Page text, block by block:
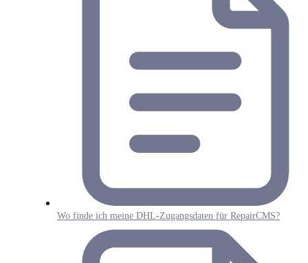
Wo finde ich meine DHL-Zugangsdaten für RepairCMS?